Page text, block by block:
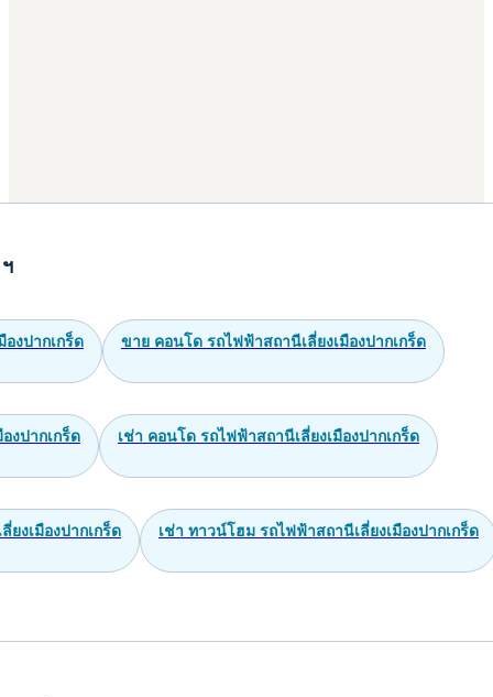
งปากเกร็ด ขาย คอนโด รถไฟฟ้าสถานีเลี่ยงเมืองปากเกร็ด
งปากเกร็ด เช่า คอนโด รถไฟฟ้าสถานีเลี่ยงเมืองปากเกร็ด
งเมืองปากเกร็ด เช่า ทาวน์โฮม รถไฟฟ้าสถานีเลี่ยงเมืองปากเกร็ด